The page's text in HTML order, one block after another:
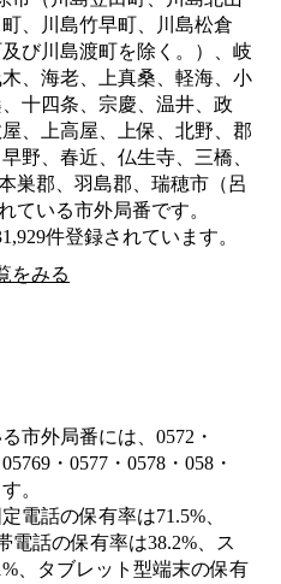
、川島竹早町、川島松倉
び川島渡町を除く。）、岐
、海老、上真桑、軽海、小
十四条、宗慶、温井、政
、上高屋、上保、北野、郡
野、春近、仏生寺、三橋、
巣郡、羽島郡、瑞穂市（呂
ている市外局番です。
件登録されています。
をみる
市外局番には、0572・
・0577・0578・058・
。
電話の保有率は71.5%、
電話の保有率は38.2%、ス
、タブレット型端末の保有